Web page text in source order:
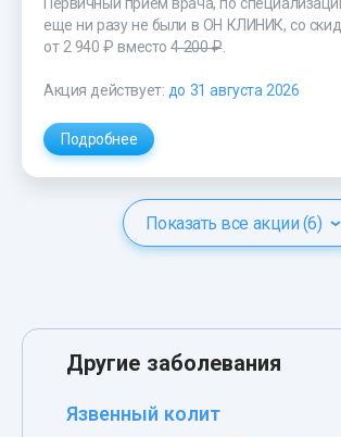
еще ни разу не были в ОН КЛИНИК, со
от 2 940 ₽ вместо4 200 ₽.
Акция действует: до 31 августа 2026
Подробнее
Показать все акции (6)
Другие заболевания
Язвенный колит